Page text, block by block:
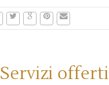
Servizi offerti